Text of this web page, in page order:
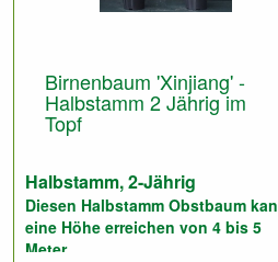
Birnenbaum 'Xinjiang' -
Halbstamm 2 Jährig im
Topf
Halbstamm, 2-Jährig
Diesen Halbstamm Obstbaum
eine Höhe erreichen von 4 bis 5
Meter.